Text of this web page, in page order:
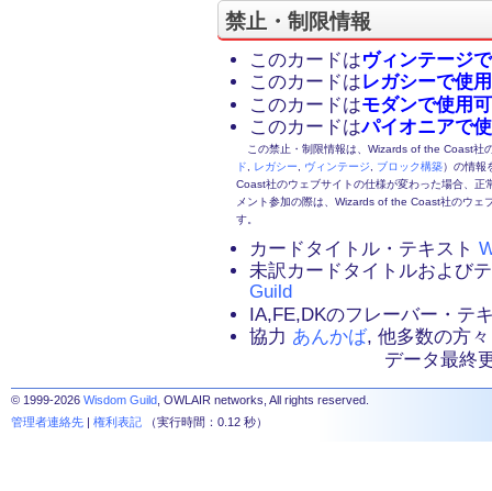
禁止・制限情報
このカードはヴィンテージ
このカードはレガシーで使
このカードはモダンで使用
このカードはパイオニアで
この禁止・制限情報は、Wizards of the Coast社
ド
レガシー ヴィンテージ ブロック構築）の情報
Coast社のウェブサイトの仕様が変わった場合、
メント参加の際は、Wizards of the Coast社のウェ
す。
カードタイトル・テキスト
未訳カードタイトルおよび
Guild
IA,FE,DKのフレーバー・テ
協力 あんかば, 他多数の方々
データ最終
© 1999-2026 Wisdom Guild , OWLAIR networks, All rights reserved.
管理者連絡先 | 権利表記 （実行時間：0.12 秒）